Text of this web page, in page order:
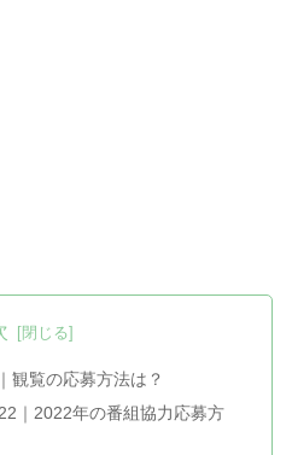
観覧の応募方法は？
｜2022年の番組協力応募方